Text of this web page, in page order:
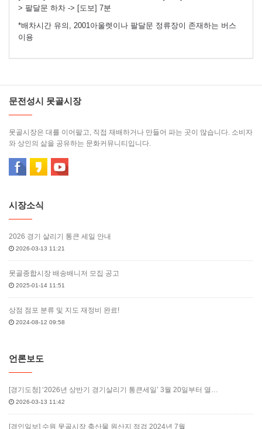
> 팔달문 하차 -> [도보] 7분
*배차시간 유의, 2001아울렛이나 팔달문 정류장이 존재하는 버스
이용
문전성시 못골시장
못골시장은 대를 이어팔고, 직접 재배하거나 만들어 파는 곳이 많습니다. 소비자
와 상인의 삶을 공유하는 문화커뮤니티입니다.
시장소식
2026 경기 살리기 통큰 세일 안내
2026-03-13 11:21
못골종합시장 배송배니저 모집 공고
2025-01-14 11:51
상점 점포 분류 및 지도 재정비 완료!
2024-08-12 09:58
언론보도
[경기도청] ‘2026년 상반기 경기살리기 통큰세일’ 3월 20일부터 열…
2026-03-13 11:42
[경인일보] 수원 못골시장 축산물 원산지 점검 2024년 7월